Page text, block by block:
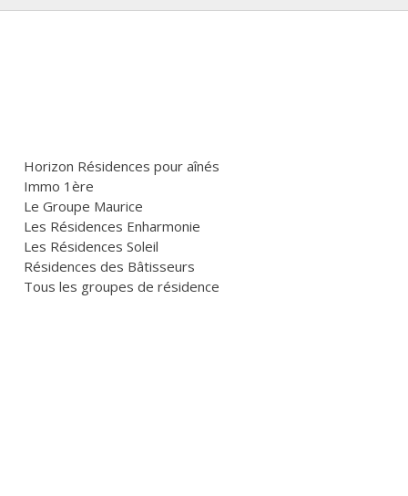
Horizon Résidences pour aînés
Immo 1ère
Le Groupe Maurice
Les Résidences Enharmonie
Les Résidences Soleil
Résidences des Bâtisseurs
Tous les groupes de résidence